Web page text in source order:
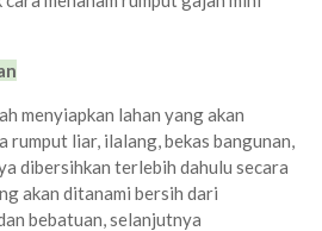
menyiapkan lahan yang akan
rumput liar, ilalang, bekas bangunan,
dibersihkan terlebih dahulu secara
akan ditanami bersih dari
bebatuan, selanjutnya